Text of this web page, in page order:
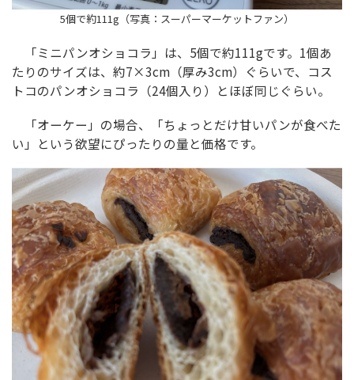
5個で約111g（写真：スーパーマーケットファン）
「ミニパンオショコラ」は、5個で約111gです。1個あ
たりのサイズは、約7×3cm（厚み3cm）ぐらいで、コス
トコのパンオショコラ（24個入り）とほぼ同じぐらい。
「オーケー」の場合、「ちょっとだけ甘いパンが食べた
い」という欲望にぴったりの量と価格です。